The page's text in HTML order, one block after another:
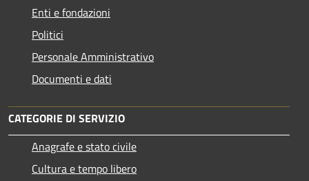
Enti e fondazioni
Politici
Personale Amministrativo
Documenti e dati
CATEGORIE DI SERVIZIO
Anagrafe e stato civile
Cultura e tempo libero